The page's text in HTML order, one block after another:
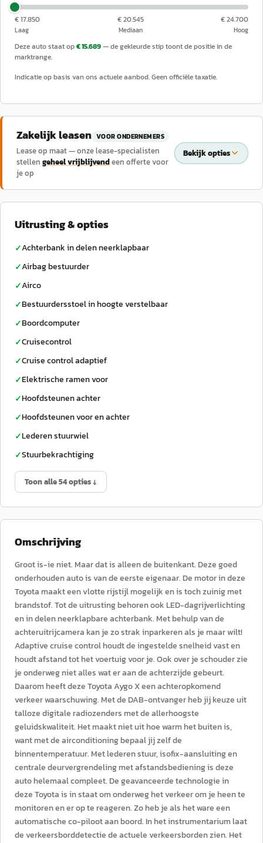
€ 17.850
Laag
€ 20.545
Mediaan
€ 24.700
Hoog
Deze auto staat op€ 15.689— de gekleurde stip toont de positie in de
marktrange.
Indicatie op basis van ons actuele aanbod. Geen officiële taxatie.
Zakelijk leasen VOOR ONDERNEMERS
Lease op maat — onze lease-specialisten
stellen geheel vrijblijvendeen offerte voor
je op
Bekijk opties
Uitrusting & opties
✓Achterbank in delen neerklapbaar
✓Airbag bestuurder
✓Airco
✓Bestuurdersstoel in hoogte verstelbaar
✓Boordcomputer
✓Cruisecontrol
✓Cruise control adaptief
✓Elektrische ramen voor
✓Hoofdsteunen achter
✓Hoofdsteunen voor en achter
✓Lederen stuurwiel
✓Stuurbekrachtiging
Toon alle 54 opties ↓
Omschrijving
Groot is-ie niet. Maar dat is alleen de buitenkant. Deze goed
onderhouden auto is van de eerste eigenaar. De motor in deze
Toyota maakt een vlotte rijstijl mogelijk en is toch zuinig met
brandstof. Tot de uitrusting behoren ook LED-dagrijverlichting
en in delen neerklapbare achterbank. Met behulp van de
achteruitrijcamera kan je zo strak inparkeren als je maar wilt!
Adaptive cruise control houdt de ingestelde snelheid vast en
houdt afstand tot het voertuig voor je. Ook over je schouder zie
je onderweg niet alles wat er aan de achterzijde gebeurt.
Daarom heeft deze Toyota Aygo X een achteropkomend
verkeer waarschuwing. Met de DAB-ontvanger heb jij keuze uit
talloze digitale radiozenders met de allerhoogste
geluidskwaliteit. Het maakt niet uit hoe warm het buiten is,
want met de airconditioning bepaal jij zelf de
binnentemperatuur. Met lederen stuur, isofix-aansluiting en
centrale deurvergrendeling met afstandsbediening is deze
auto helemaal compleet. De geavanceerde technologie in
deze Toyota is in staat om onderweg het verkeer om je heen te
monitoren en er op te reageren. Zo heb je als het ware een
automatische co-piloot aan boord. In het instrumentarium laat
de verkeersborddetectie de actuele verkeersborden zien. Het